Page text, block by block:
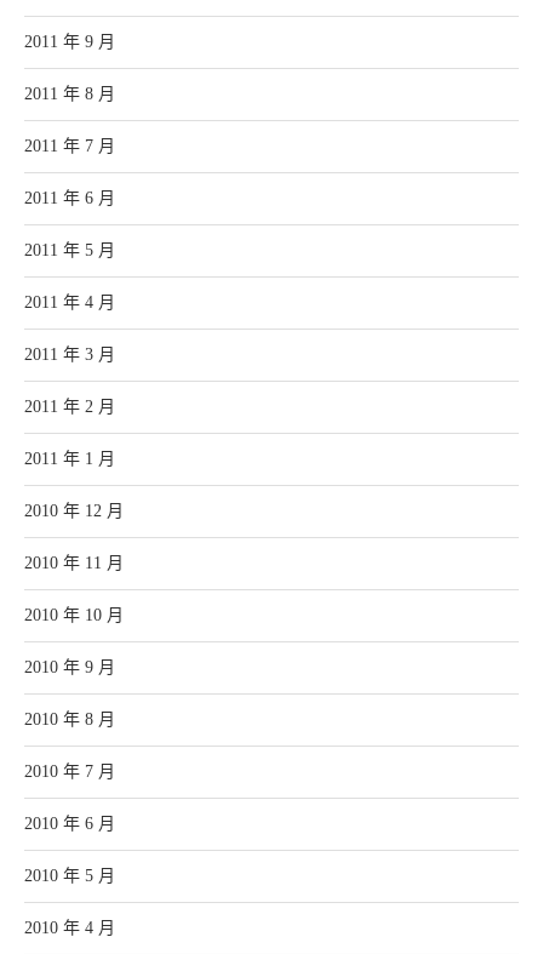
2011 年 9 月
2011 年 8 月
2011 年 7 月
2011 年 6 月
2011 年 5 月
2011 年 4 月
2011 年 3 月
2011 年 2 月
2011 年 1 月
2010 年 12 月
2010 年 11 月
2010 年 10 月
2010 年 9 月
2010 年 8 月
2010 年 7 月
2010 年 6 月
2010 年 5 月
2010 年 4 月